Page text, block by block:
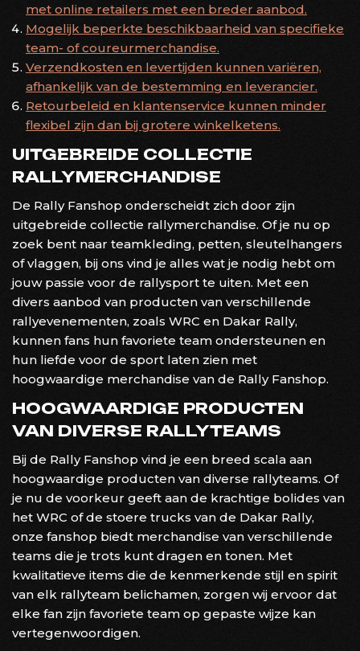
met online retailers met een breder aanbod.
Mogelijk beperkte beschikbaarheid van specifieke
team- of coureurmerchandise.
Verzendkosten en levertijden kunnen variëren,
afhankelijk van de bestemming en leverancier.
Retourbeleid en klantenservice kunnen minder
flexibel zijn dan bij grotere winkelketens.
UITGEBREIDE COLLECTIE
RALLYMERCHANDISE
De Rally Fanshop onderscheidt zich door zijn
uitgebreide collectie rallymerchandise. Of je nu op
zoek bent naar teamkleding, petten, sleutelhangers
of vlaggen, bij ons vind je alles wat je nodig hebt om
jouw passie voor de rallysport te uiten. Met een
divers aanbod van producten van verschillende
rallyevenementen, zoals WRC en Dakar Rally,
kunnen fans hun favoriete team ondersteunen en
hun liefde voor de sport laten zien met
hoogwaardige merchandise van de Rally Fanshop.
HOOGWAARDIGE PRODUCTEN
VAN DIVERSE RALLYTEAMS
Bij de Rally Fanshop vind je een breed scala aan
hoogwaardige producten van diverse rallyteams. Of
je nu de voorkeur geeft aan de krachtige bolides van
het WRC of de stoere trucks van de Dakar Rally,
onze fanshop biedt merchandise van verschillende
teams die je trots kunt dragen en tonen. Met
kwalitatieve items die de kenmerkende stijl en spirit
van elk rallyteam belichamen, zorgen wij ervoor dat
elke fan zijn favoriete team op gepaste wijze kan
vertegenwoordigen.